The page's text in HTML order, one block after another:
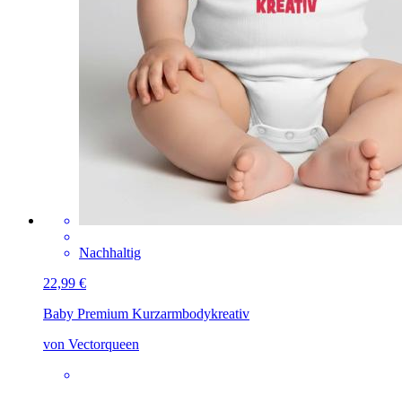
Nachhaltig
22,99 €
Baby Premium Kurzarmbodykreativ
von Vectorqueen